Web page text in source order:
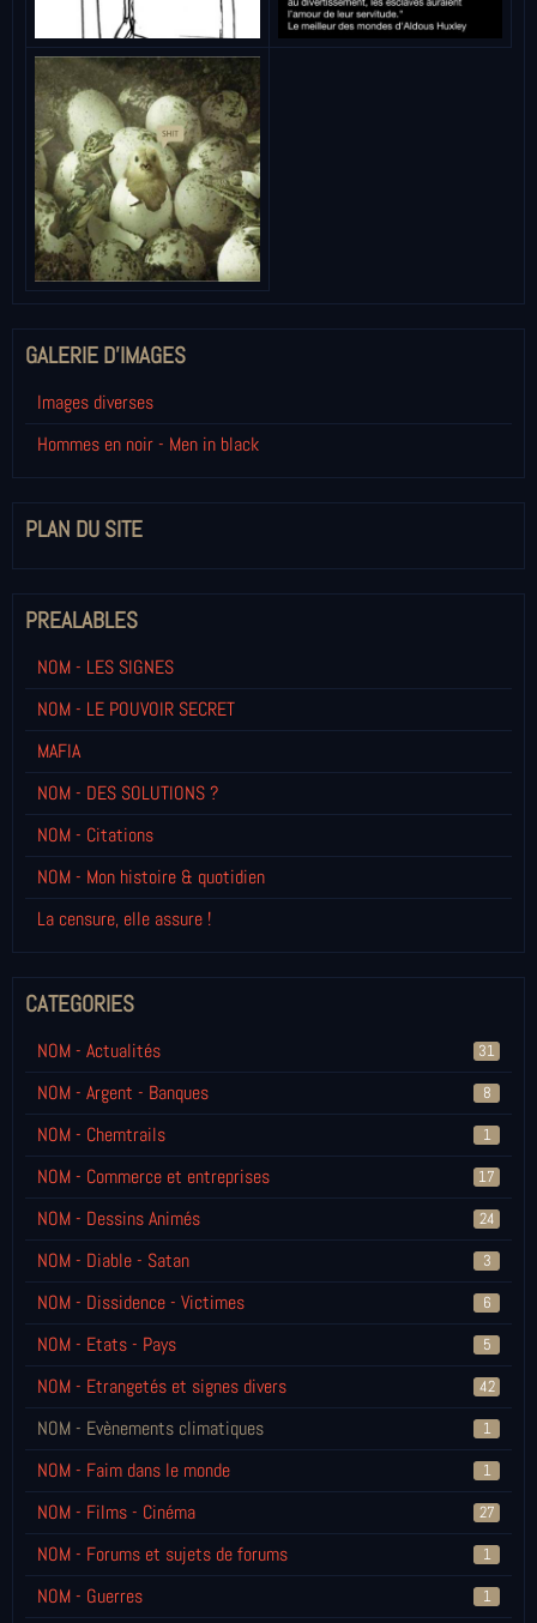
GALERIE D'IMAGES
Images diverses
Hommes en noir - Men in black
PLAN DU SITE
PREALABLES
NOM - LES SIGNES
NOM - LE POUVOIR SECRET
MAFIA
NOM - DES SOLUTIONS ?
NOM - Citations
NOM - Mon histoire & quotidien
La censure, elle assure !
CATEGORIES
NOM - Actualités 31
NOM - Argent - Banques 8
NOM - Chemtrails 1
NOM - Commerce et entreprises 17
NOM - Dessins Animés 24
NOM - Diable - Satan 3
NOM - Dissidence - Victimes 6
NOM - Etats - Pays 5
NOM - Etrangetés et signes divers 42
NOM - Evènements climatiques 1
NOM - Faim dans le monde 1
NOM - Films - Cinéma 27
NOM - Forums et sujets de forums 1
NOM - Guerres 1